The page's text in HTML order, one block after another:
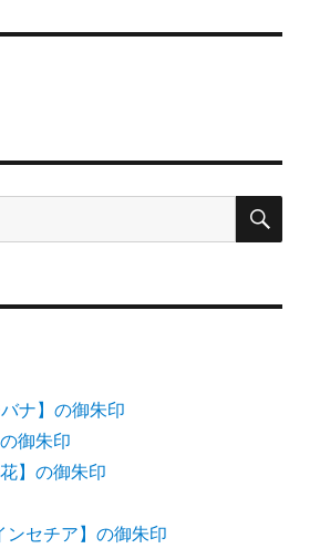
検
ナ】の御朱印
御朱印
】の御朱印
ンセチア】の御朱印